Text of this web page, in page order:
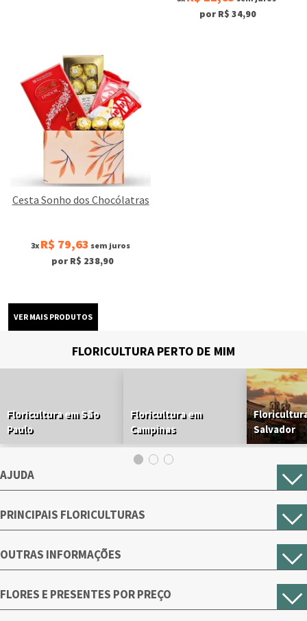
por R$ 34,90
Cesta Sonho dos Chocólatras
3x R$ 79,63 sem juros
por R$ 238,90
FLORICULTURA PERTO DE MIM
Floricultura em São
Paulo
Floricultura em
Campinas
Salvador
AJUDA
PRINCIPAIS FLORICULTURAS
OUTRAS INFORMAÇÕES
FLORES E PRESENTES POR PREÇO